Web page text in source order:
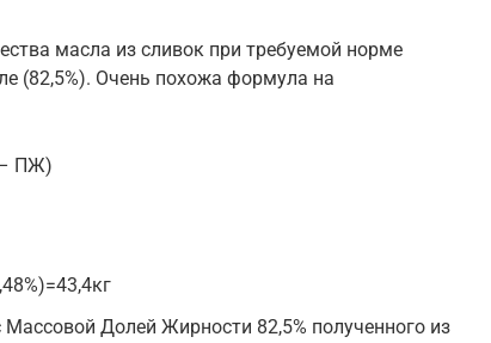
масла из сливок при требуемой норме
(82,5%). Очень похожа формула на
ПЖ)
Долей Жирности 82,5% полученного из